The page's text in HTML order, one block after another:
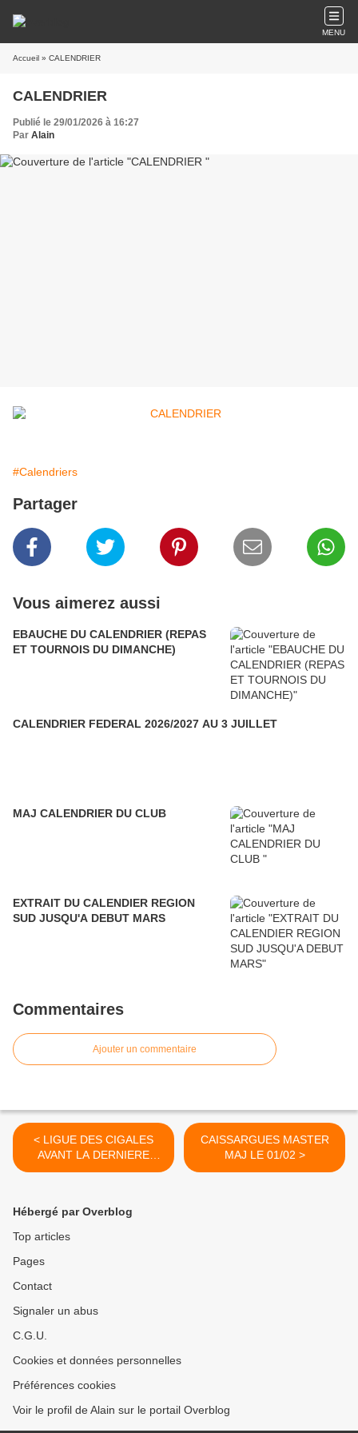
MENU
Accueil » CALENDRIER
CALENDRIER
Publié le 29/01/2026 à 16:27
Par Alain
#Calendriers
Partager
Vous aimerez aussi
EBAUCHE DU CALENDRIER (REPAS
ET TOURNOIS DU DIMANCHE)
CALENDRIER FEDERAL 2026/2027 AU 3 JUILLET
MAJ CALENDRIER DU CLUB
EXTRAIT DU CALENDIER REGION
SUD JUSQU'A DEBUT MARS
Commentaires
Ajouter un commentaire
< LIGUE DES CIGALES
AVANT LA DERNIERE
JOURNEE
CAISSARGUES MASTER
MAJ LE 01/02 >
Hébergé par Overblog
Top articles
Pages
Contact
Signaler un abus
C.G.U.
Cookies et données personnelles
Préférences cookies
Voir le profil de Alain sur le portail Overblog